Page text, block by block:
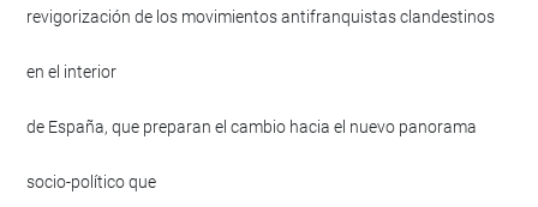
revigorización de los movimientos antifranquistas clandestinos
en el interior
de España, que preparan el cambio hacia el nuevo panorama
socio-político que